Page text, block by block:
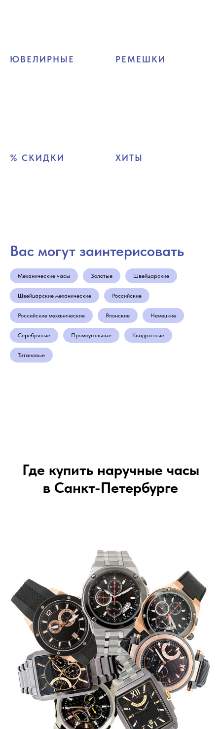
ЮВЕЛИРНЫЕ РЕМЕШКИ
% СКИДКИ ХИТЫ
Вас могут заинтерисовать
Механические часы Золотые Швейцарские
Швейцарские механические Российские
Российские механические Японские Немецкие
Серебряные Прямоугольные Квадратные
Титановые
Где купить наручные часы
в Санкт-Петербурге